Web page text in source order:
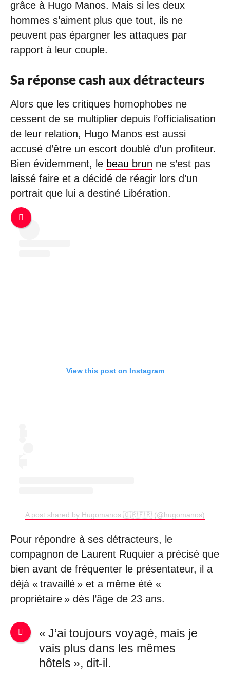
grâce à Hugo Manos. Mais si les deux
hommes s’aiment plus que tout, ils ne
peuvent pas épargner les attaques par
rapport à leur couple.
Sa réponse cash aux détracteurs
Alors que les critiques homophobes ne
cessent de se multiplier depuis l’officialisation
de leur relation, Hugo Manos est aussi
accusé d’être un escort doublé d’un profiteur.
Bien évidemment, le beau brun ne s’est pas
laissé faire et a décidé de réagir lors d’un
portrait que lui a destiné Libération.
View this post on Instagram
A post shared by Hugomanos 🇬🇷🇫🇷 (@hugomanos)
Pour répondre à ses détracteurs, le
compagnon de Laurent Ruquier a précisé que
bien avant de fréquenter le présentateur, il a
déjà « travaillé » et a même été «
propriétaire » dès l’âge de 23 ans.
« J’ai toujours voyagé, mais je
vais plus dans les mêmes
hôtels », dit-il.